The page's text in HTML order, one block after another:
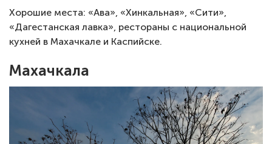
Хорошие места: «Ава», «Хинкальная», «Сити»,
«Дагестанская лавка», рестораны с национальной
кухней в Махачкале и Каспийске.
Махачкала